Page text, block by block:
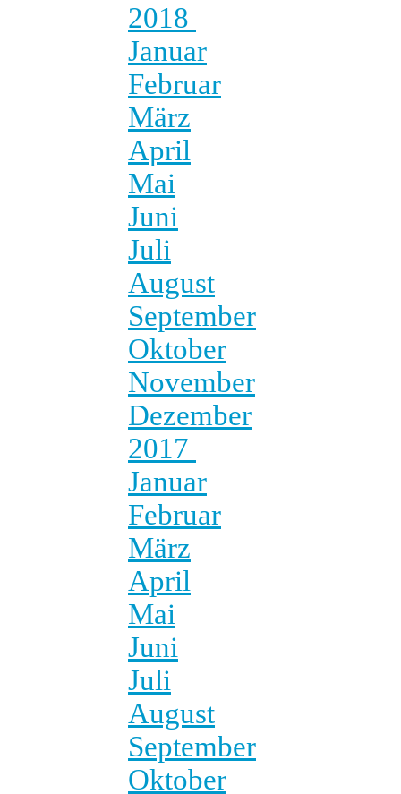
2018
Januar
Februar
März
April
Mai
Juni
Juli
August
September
Oktober
November
Dezember
2017
Januar
Februar
März
April
Mai
Juni
Juli
August
September
Oktober